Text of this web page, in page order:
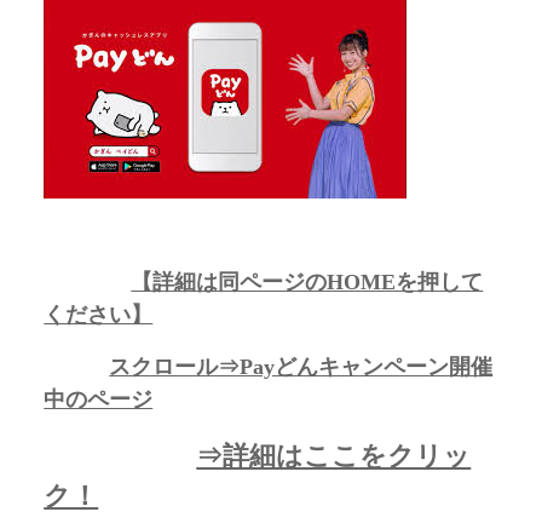
【詳細は同ページのHOMEを押して
ください】
スクロール⇒Payどんキャンペーン開催
中のページ
⇒詳細はここをクリッ
ク！